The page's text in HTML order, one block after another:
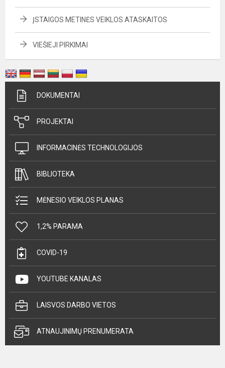
ĮSTAIGOS METINĖS VEIKLOS ATASKAITOS
VIEŠIEJI PIRKIMAI
DOKUMENTAI
PROJEKTAI
INFORMACINĖS TECHNOLOGIJOS
BIBLIOTEKA
MĖNESIO VEIKLOS PLANAS
1,2% PARAMA
COVID-19
YOUTUBE KANALAS
LAISVOS DARBO VIETOS
ATNAUJINIMŲ PRENUMERATA